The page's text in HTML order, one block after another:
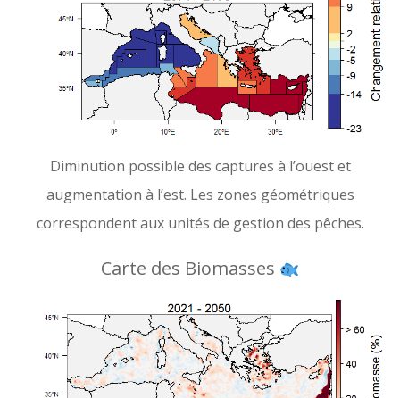
Diminution possible des captures à l’ouest et
augmentation à l’est. Les zones géométriques
correspondent aux unités de gestion des pêches.
Carte des Biomasses